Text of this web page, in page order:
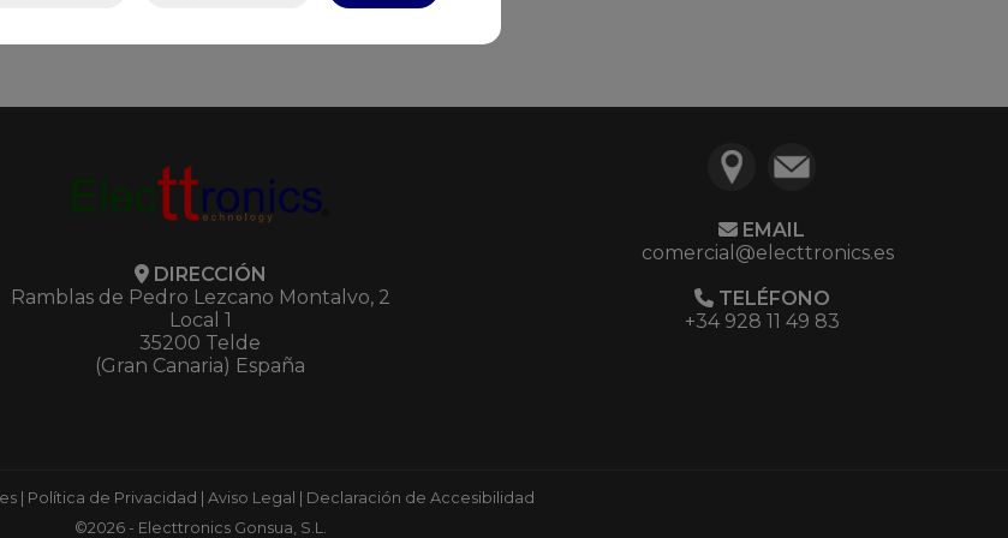
DIRECCIÓN
Ramblas de Pedro Lezcano Montalvo, 2
Local 1
35200 Telde
(Gran Canaria) España
EMAIL
comercial@electtronics.es
TELÉFONO
+34 928 11 49 83
| Política de Privacidad Aviso Legal
Declaración de Accesibilidad
©2026 - Electtronics Gonsua, S.L.